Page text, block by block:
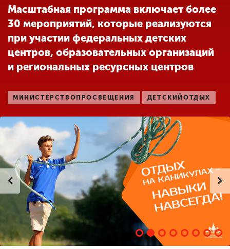
Наука
Международная
Другие виды
деятельности
Студенческая жизнь
Сведения об
образовательной
организации
Масштабная программа включает более
30 мероприятий, которые реализуются
при участии федеральных детских
центров, образовательных организаций
и региональных ресурсных центров
МИНИСТЕРСТВОПРОСВЕЩЕНИЯ ДЕТСКИЙОТДЫХ